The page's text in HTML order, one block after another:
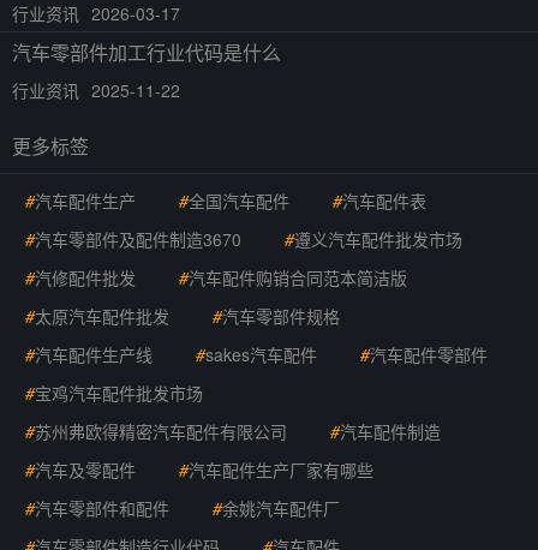
行业资讯 2026-03-17
汽车零部件加工行业代码是什么
行业资讯 2025-11-22
更多标签
#汽车配件生产 #全国汽车配件 #汽车配件表
#汽车零部件及配件制造3670 #遵义汽车配件批发市场
#汽修配件批发 #汽车配件购销合同范本简洁版
#太原汽车配件批发 #汽车零部件规格
#汽车配件生产线 #sakes汽车配件 #汽车配件零部件
#宝鸡汽车配件批发市场
#苏州弗欧得精密汽车配件有限公司 #汽车配件制造
#汽车及零配件 #汽车配件生产厂家有哪些
#汽车零部件和配件 #余姚汽车配件厂